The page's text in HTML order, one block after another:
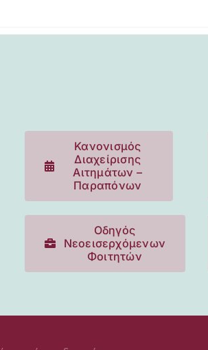
Κανονισμός
Διαχείρισης
Αιτημάτων –
Παραπόνων
Οδηγός
Νεοεισερχόμενων
Φοιτητών